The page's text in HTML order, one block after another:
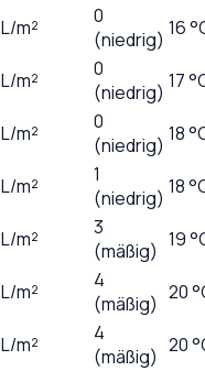
L/m²
0
(niedrig) 16
L/m²
0
(niedrig) 17
L/m²
0
(niedrig) 18
L/m²
1
(niedrig) 18
L/m²
3
(mäßig) 19
L/m²
4
(mäßig) 20
L/m²
4
(mäßig) 20